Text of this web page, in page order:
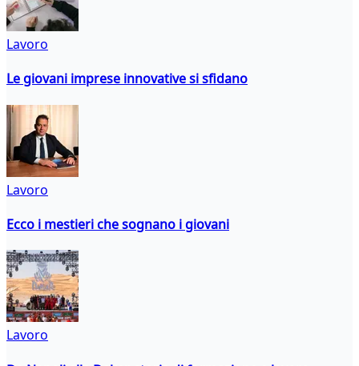
Lavoro
Le giovani imprese innovative si sfidano
Lavoro
Ecco i mestieri che sognano i giovani
Lavoro